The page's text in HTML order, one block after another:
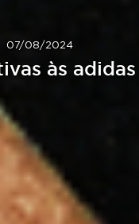
07/08/2024
às adidas